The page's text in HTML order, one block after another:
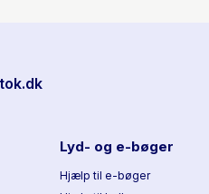
Lyd- og e-bøger
Hjælp til e-bøger